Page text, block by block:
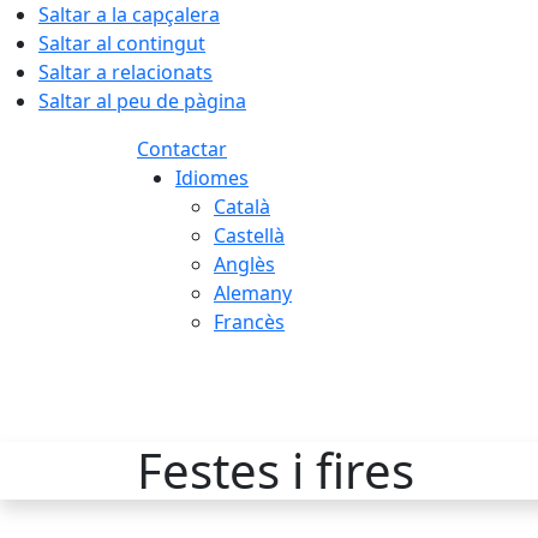
Saltar a la capçalera
Saltar al contingut
Saltar a relacionats
Saltar al peu de pàgina
Contactar
Idiomes
Català
Castellà
Anglès
Alemany
Francès
Festes i fires